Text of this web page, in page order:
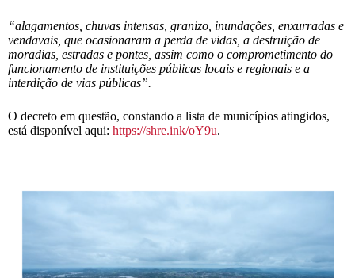
“alagamentos, chuvas intensas, granizo, inundações, enxurradas e
vendavais, que ocasionaram a perda de vidas, a destruição de
moradias, estradas e pontes, assim como o comprometimento do
funcionamento de instituições públicas locais e regionais e a
interdição de vias públicas”.
O decreto em questão, constando a lista de municípios atingidos,
está disponível aqui: https://shre.ink/oY9u.